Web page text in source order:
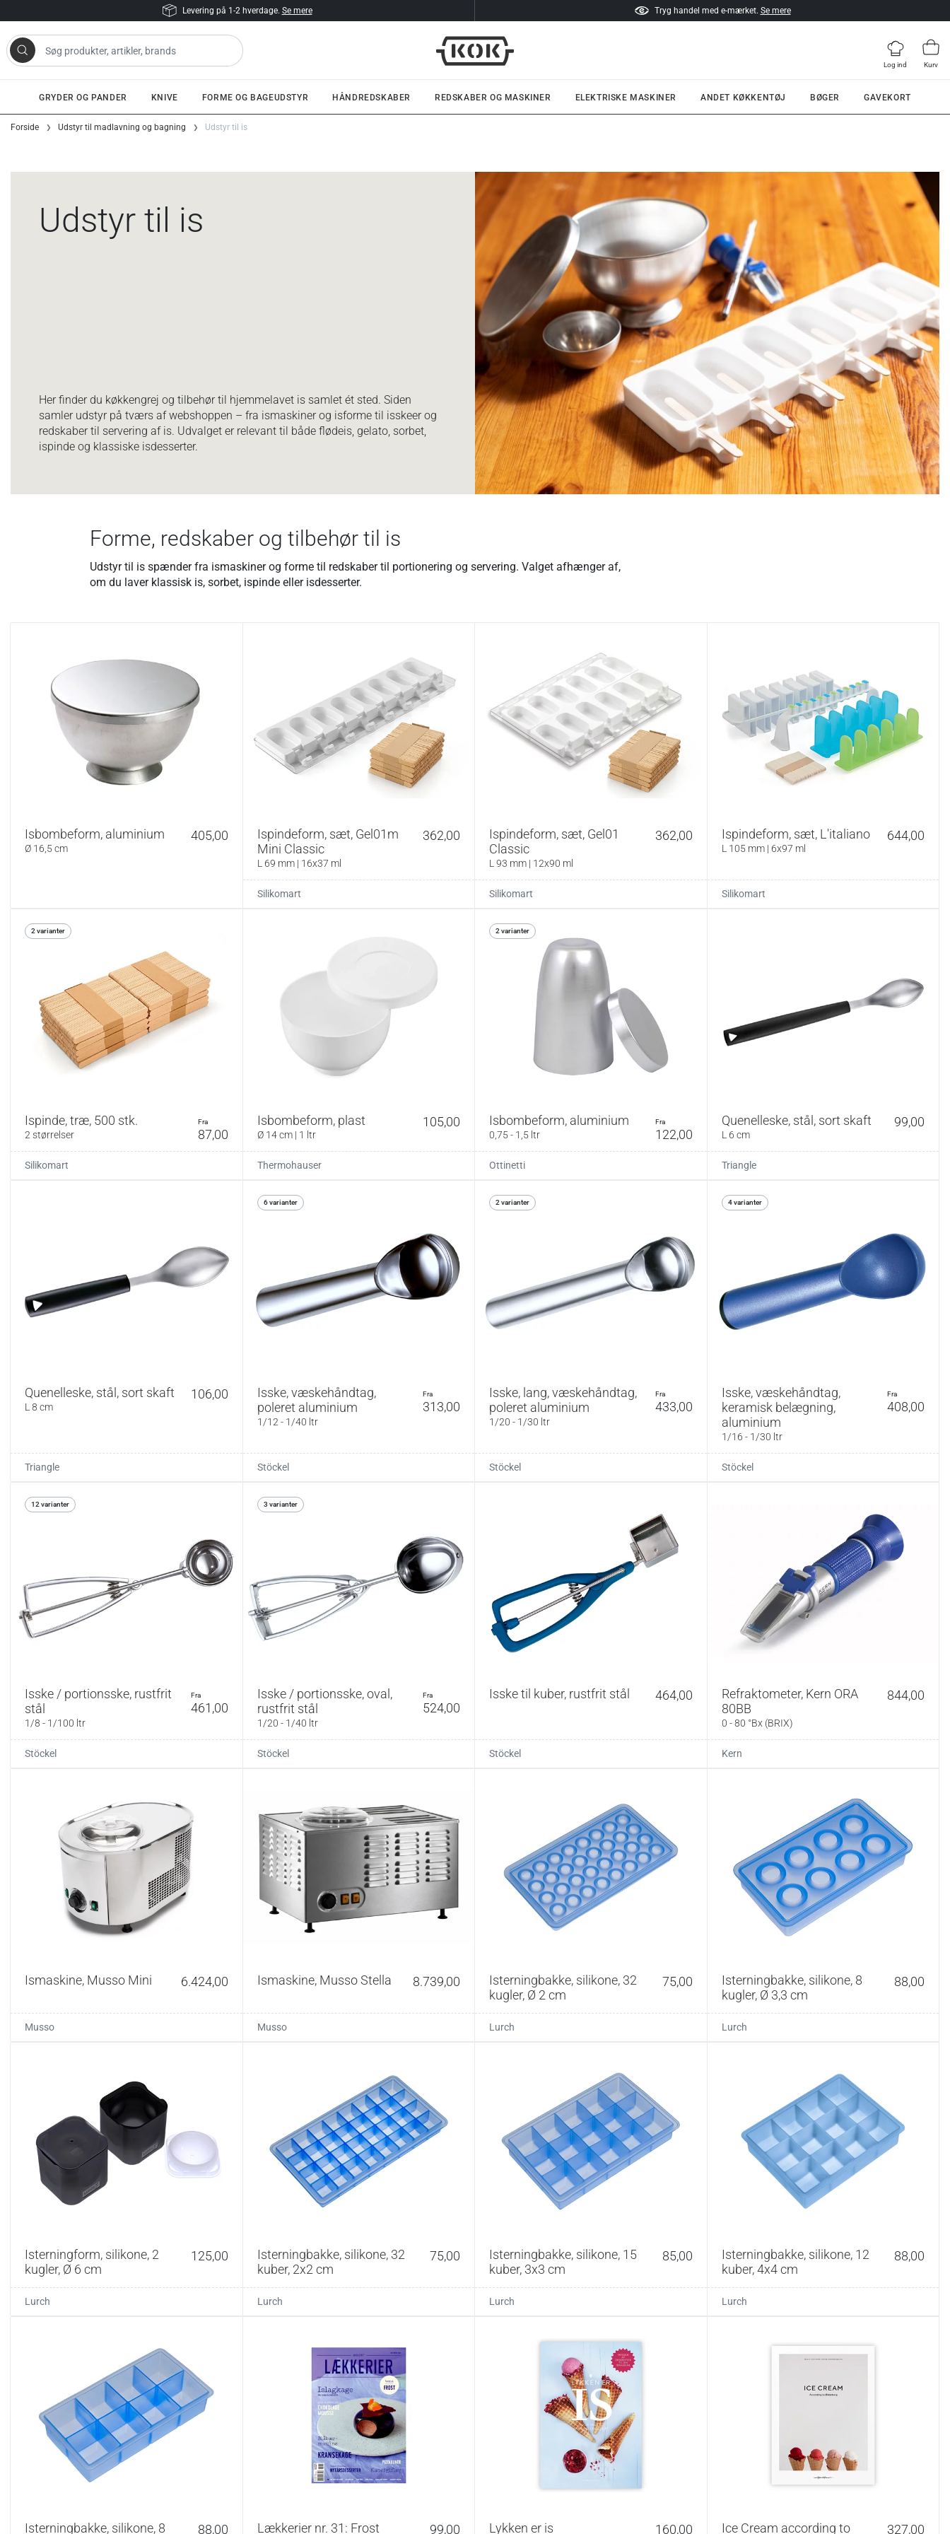
Gå til indhold
Levering på 1-2 hverdage. Se mere Tryg handel med e-mærket. Se mere
artikler, brands
Log ind Kurv
GRYDER OG PANDER KNIVE FORME OG BAGEUDSTYR HÅNDREDSKABER REDSKABER OG MASKINER ELEKTRISKE MASKINER ANDET KØKKENTØJ BØGER GAVEKORT
Forside Udstyr til madlavning og bagning Udstyr til is
Udstyr til is
Her finder du køkkengrej og tilbehør til hjemmelavet is samlet ét sted. Siden
samler udstyr på tværs af webshoppen – fra ismaskiner og isforme til isskeer og
redskaber til servering af is. Udvalget er relevant til både flødeis, gelato, sorbet,
ispinde og klassiske isdesserter.
Forme, redskaber og tilbehør til is
Udstyr til is spænder fra ismaskiner og forme til redskaber til portionering og servering. Valget afhænger af,
om du laver klassisk is, sorbet, ispinde eller isdesserter.
Isbombeform, aluminium
Ø 16,5 cm
405,00
Ispindeform, sæt, Gel01m
Mini Classic
L 69 mm | 16x37 ml
362,00
Silikomart
Ispindeform, sæt, Gel01
Classic
L 93 mm | 12x90 ml
362,00
Silikomart
Ispindeform, sæt, L'italiano
L 105 mm | 6x97 ml
644,00
Silikomart
2 varianter
Ispinde, træ, 500 stk.
2 størrelser
fra
87,00
Silikomart
Isbombeform, plast
Ø 14 cm | 1 ltr
105,00
Thermohauser
2 varianter
Isbombeform, aluminium
0,75 - 1,5 ltr
fra
122,00
Ottinetti
Quenelleske, stål, sort skaft
L 6 cm
99,00
Triangle
Quenelleske, stål, sort skaft
L 8 cm
106,00
Triangle
6 varianter
Isske, væskehåndtag,
poleret aluminium
1/12 - 1/40 ltr
fra
313,00
Stöckel
2 varianter
Isske, lang, væskehåndtag,
poleret aluminium
1/20 - 1/30 ltr
fra
433,00
Stöckel
4 varianter
Isske, væskehåndtag,
keramisk belægning,
aluminium
1/16 - 1/30 ltr
fra
408,00
Stöckel
12 varianter
Isske / portionsske, rustfrit
stål
1/8 - 1/100 ltr
fra
461,00
Stöckel
3 varianter
Isske / portionsske, oval,
rustfrit stål
1/20 - 1/40 ltr
fra
524,00
Stöckel
Isske til kuber, rustfrit stål 464,00
Stöckel
Refraktometer, Kern ORA
80BB
0 - 80 °Bx (BRIX)
844,00
Kern
Ismaskine, Musso Mini 6.424,00
Musso
Ismaskine, Musso Stella 8.739,00
Musso
Isterningbakke, silikone, 32
kugler, Ø 2 cm
75,00
Lurch
Isterningbakke, silikone, 8
kugler, Ø 3,3 cm
88,00
Lurch
Isterningform, silikone, 2
kugler, Ø 6 cm
125,00
Lurch
Isterningbakke, silikone, 32
kuber, 2x2 cm
75,00
Lurch
Isterningbakke, silikone, 15
kuber, 3x3 cm
85,00
Lurch
Isterningbakke, silikone, 12
kuber, 4x4 cm
88,00
Lurch
Isterningbakke, silikone, 8 88,00 Lækkerier nr. 31: Frost 99,00 Lykken er is 160,00 Ice Cream according to 327,00